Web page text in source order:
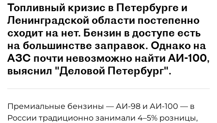
Топливный кризис в Петербурге и
Ленинградской области постепенно
сходит на нет. Бензин в доступе есть
на большинстве заправок. Однако на
АЗС почти невозможно найти АИ-100,
выяснил "Деловой Петербург".
Премиальные бензины — АИ-98 и АИ-100 — в
России традиционно занимали 4–5% розницы,